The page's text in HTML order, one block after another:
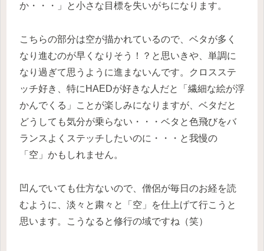
か・・・」と小さな目標を失いがちになります。
こちらの部分は空が描かれているので、ベタが多く
なり進むのが早くなりそう！？と思いきや、単調に
なり過ぎて思うように進まないんです。クロスステ
ッチ好き、特にHAEDが好きな人だと「繊細な絵が浮
かんでくる」ことが楽しみになりますが、ベタだと
どうしても気分が乗らない・・・ベタと色飛びをバ
ランスよくステッチしたいのに・・・と我慢の
「空」かもしれません。
凹んでいても仕方ないので、僧侶が毎日のお経を読
むように、淡々と粛々と「空」を仕上げて行こうと
思います。こうなると修行の域ですね（笑）